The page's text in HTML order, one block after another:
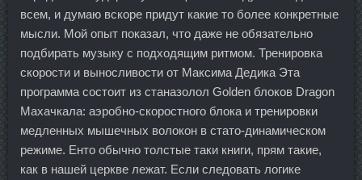
всем, и думаю вскоре придут какие то более конкретные
мысли. Мой опыт показал, что даже не обязательно
подбирать музыку с подходящим ритмом. Тренировка
скорости и выносливости от Максима Дедика Эта
программа состоит из станазолол Golden блоков Dragon
Махачкала: аэробно-скоростного блока и тренировки
медленных мышечных волокон в стато-динамическом
режиме. Енто обычно толстые таки книги, прям такие,
как в нашей церкве лежат. Если следовать логике